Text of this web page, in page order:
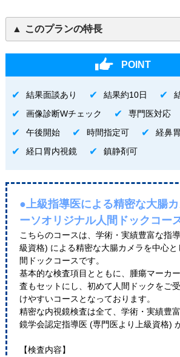
このプランの特長
POINT
結果面談あり 結果約10日
画像診断Wチェック
専門医対応
午後開始
時間指定可
経鼻
経口胃内視鏡
鎮静剤可
●上級指導医による精密な大腸
ーソオリジナル人間ドックコー
こちらのコースは、学術・実績豊富な指
級資格) による精密な大腸カメラを中心と
間ドックコースです。
基本的な検査項目とともに、腫瘍マーカ
査もセットにし、初めて人間ドックをご
けやすいコースとなっております。
精密な内視鏡検査は全て、学術・実績豊
鏡学会認定指導医 (専門医より上級資格)
【検査内容】